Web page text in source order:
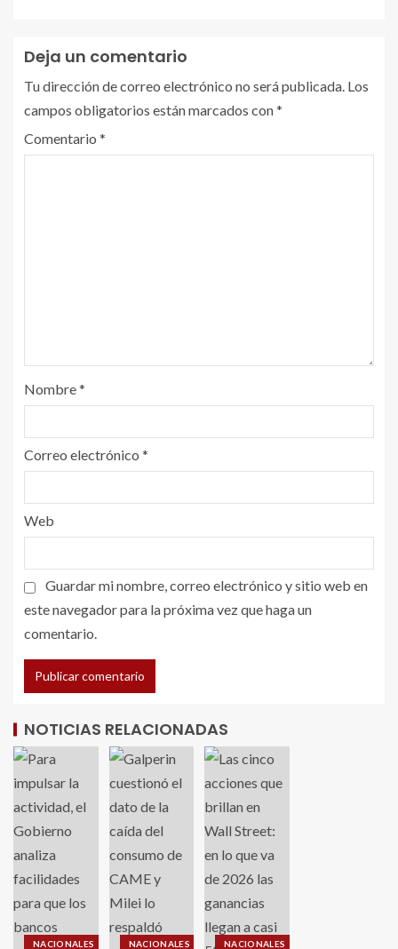
Deja un comentario
Tu dirección de correo electrónico no será publicada. Los
campos obligatorios están marcados con*
Comentario *
Nombre*
Correo electrónico *
Web
Guardar mi nombre, correo electrónico y sitio web en
este navegador para la próxima vez que haga un
comentario.
NOTICIAS RELACIONADAS
NACIONALES NACIONALES NACIONALES